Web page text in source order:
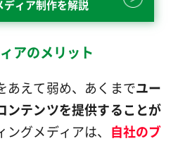
ディア制作を解説
アのメリット
あえて弱め、あくまでユー
ンテンツを提供することが
グメディアは、 自社のブ